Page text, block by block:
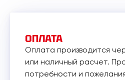
ОПЛАТА
Оплата производится
или наличный расчет.
потребности и